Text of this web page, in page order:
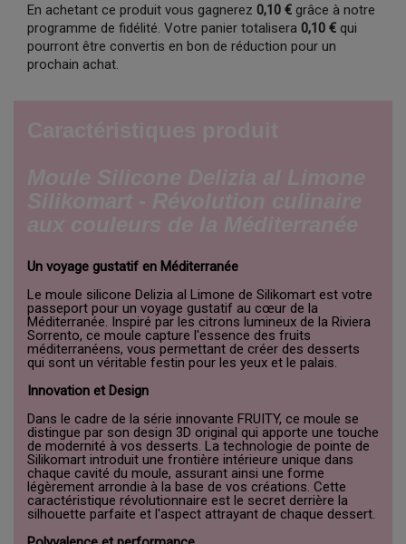
En achetant ce produit vous gagnerez 0,10 € grâce à notre
programme de fidélité. Votre panier totalisera 0,10 € qui
pourront être convertis en bon de réduction pour un
prochain achat.
Un voyage gustatif en Méditerranée
Le moule silicone Delizia al Limone de Silikomart est votre
passeport pour un voyage gustatif au cœur de la
Méditerranée. Inspiré par les citrons lumineux de la Riviera
Sorrento, ce moule capture l'essence des fruits
méditerranéens, vous permettant de créer des desserts
qui sont un véritable festin pour les yeux et le palais.
Innovation et Design
Dans le cadre de la série innovante FRUITY, ce moule se
distingue par son design 3D original qui apporte une touche
de modernité à vos desserts. La technologie de pointe de
Silikomart introduit une frontière intérieure unique dans
chaque cavité du moule, assurant ainsi une forme
légèrement arrondie à la base de vos créations. Cette
caractéristique révolutionnaire est le secret derrière la
silhouette parfaite et l'aspect attrayant de chaque dessert.